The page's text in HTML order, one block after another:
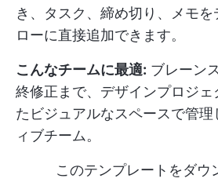
き、タスク、締め切り、メモ
ローに直接追加できます。
こんなチームに最適: ブレーン
終修正まで、デザインプロジ
たビジュアルなスペースで管
ィブチーム。
このテンプレートをダウ